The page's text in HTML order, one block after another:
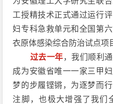
工授精技术正式通过运行
妇专科急救单元和全国第
衣原体感染综合防治试点项
过去一年，我们顺利
成为安徽省唯一一家三甲
梦的步履铿锵，为逐梦而
注脚，也极大增强了我们